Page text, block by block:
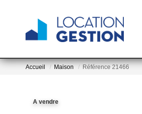
Accueil Maison Référence 21466
A vendre